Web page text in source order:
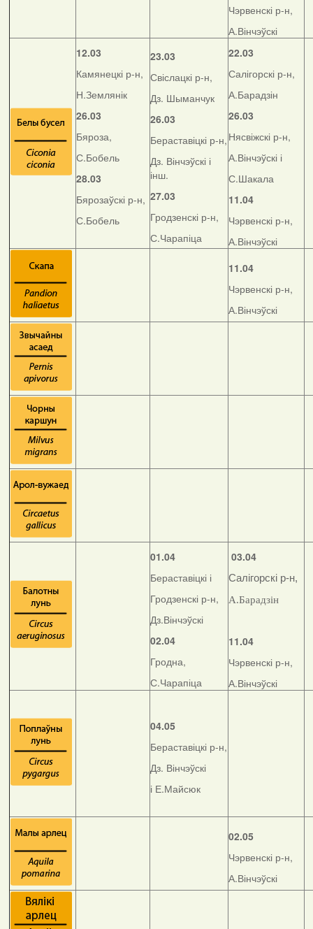
Чэрвенскі р-н,
А.Вінчэўскі
12.03
Камянецкі р-н,
Н.Землянік
26.03
Бяроза,
С.Бобель
28.03
Бярозаўскі р-н,
С.Бобель
23.03
Свіслацкі р-н,
Дз. Шыманчук
26.03
Бераставіцкі р-н,
Дз. Вінчэўскі і
інш.
27.03
Гродзенскі р-н,
С.Чарапіца
22.03
Салігорскі р-н,
А.Барадзін
26.03
Нясвіжскі р-н,
А.Вінчэўскі і
С.Шакала
11.04
Чэрвенскі р-н,
А.Вінчэўскі
11.04
Чэрвенскі р-н,
А.Вінчэўскі
01.04
Бераставіцкі і
Гродзенскі р-н,
Дз.Вінчэўскі
02.04
Гродна,
С.Чарапіца
03.04
Салігорскі р-н,
А.Барадзін
11.04
Чэрвенскі р-н,
А.Вінчэўскі
04.05
Бераставіцкі р-н,
Дз. Вінчэўскі
і Е.Майсюк
02.05
Чэрвенскі р-н,
А.Вінчэўскі